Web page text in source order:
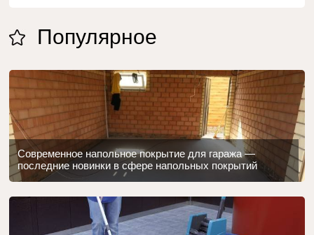
Популярное
Современное напольное покрытие для гаража —
последние новинки в сфере напольных покрытий